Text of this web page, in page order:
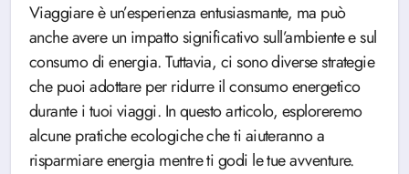
Viaggiare è un’esperienza entusiasmante, ma può
anche avere un impatto significativo sull’ambiente e sul
consumo di energia. Tuttavia, ci sono diverse strategie
che puoi adottare per ridurre il consumo energetico
durante i tuoi viaggi. In questo articolo, esploreremo
alcune pratiche ecologiche che ti aiuteranno a
risparmiare energia mentre ti godi le tue avventure.